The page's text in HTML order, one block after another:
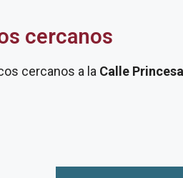
cercanos
cercanos a la Calle